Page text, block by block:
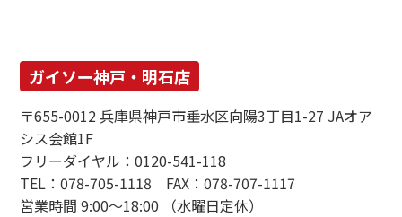
ガイソー神戸・明石店
〒655-0012 兵庫県神戸市垂水区向陽3丁目1-27 JAオア
シス会館1F
フリーダイヤル：0120-541-118
TEL：078-705-1118 FAX：078-707-1117
営業時間 9:00～18:00 （水曜日定休）